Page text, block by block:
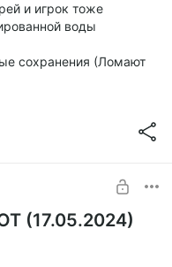
и игрок тоже
воды
сохранения (Ломают
(17.05.2024)